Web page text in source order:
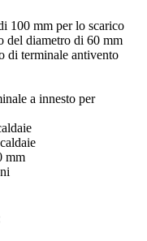
100 mm per lo scarico
del diametro di 60 mm
di terminale antivento
a innesto per
mm